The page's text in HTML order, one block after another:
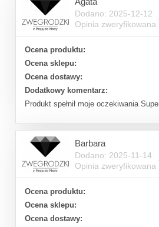
Dodano: 2025-12-12
Opinia zweryfikowana
Ocena produktu:
Ocena sklepu:
Ocena dostawy:
Dodatkowy komentarz:
Produkt spełnił moje oczekiwania
Barbara
Dodano: 2025-11-14
Opinia zweryfikowana
Ocena produktu:
Ocena sklepu:
Ocena dostawy: